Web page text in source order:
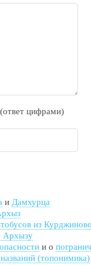
цифрами)
иДамхурца
из
Архызу
и о
(топонимика)